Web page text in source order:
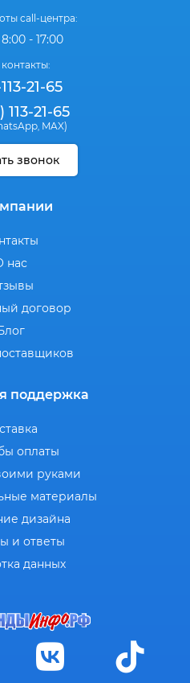
call-центра:
- 17:00
21-65
113-21-65
, MAX)
звонок
нас
договор
поддержка
оплаты
руками
материалы
дизайна
и ответы
данных